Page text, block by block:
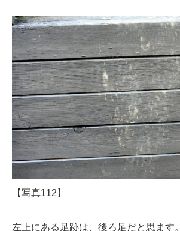
【写真112】
左上にある足跡は、後ろ足だと思ます。